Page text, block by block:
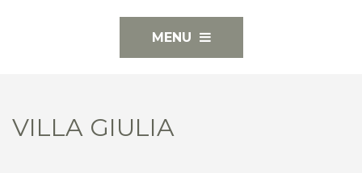
MENU
VILLA GIULIA